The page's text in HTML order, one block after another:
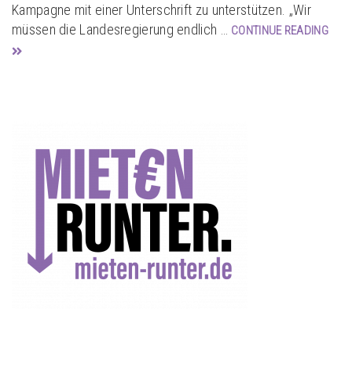
Kampagne mit einer Unterschrift zu unterstützen. „Wir
müssen die Landesregierung endlich …
CONTINUE READING